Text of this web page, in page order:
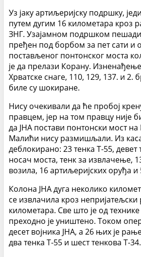
Уз јаку артиљеријску подршку,
путем дугим 16 километара кроз
ЗНГ. Узајамном подршком
пређен под борбом за пет сати и
постављеног понтонског моста
је да прелази Корану.
Хрватске снаге, 110, 129, 137. и 2.
биле су шокиране.
Нису очекивали да ће пробој
правцем, јер на том правцу није
да ЈНА постави понтонски мост
Малићи нису размишљали. Из
деблокирано: 23 тенка Т-55, девет
носач моста, тенк за извлачење,
возила, 16 артиљеријских оруђа
Колона ЈНА дуга неколико
се извлачила кроз непријатељски
километара. Све што је од
преходно је уништено. Током
десет војника ЈНА, а 26 њих је
два тенка Т-55 и шест тенкова Т-34.